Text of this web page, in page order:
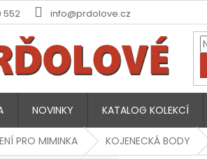
552 info@prdolove.cz
NOVINKY KATALOG KOLEKCÍ
PRO MIMINKA KOJENECKÁ BODY